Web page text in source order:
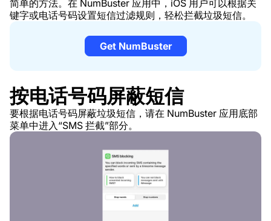
简单的方法。在 NumBuster 应用中，iOS 用户可以根据关
键字或电话号码设置短信过滤规则，轻松拦截垃圾短信。
Get NumBuster
按电话号码屏蔽短信
要根据电话号码屏蔽垃圾短信，请在 NumBuster 应用底部
菜单中进入“SMS 拦截”部分。